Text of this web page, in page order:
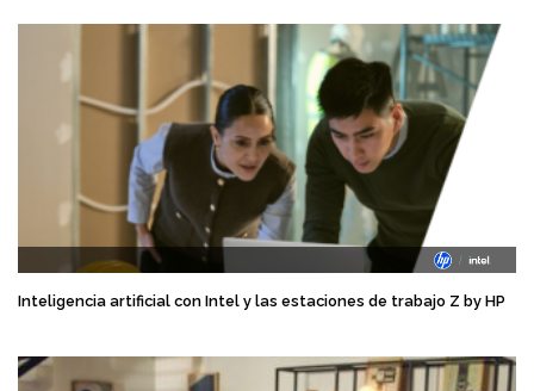
Inteligencia artificial con Intel y las estaciones de trabajo Z by HP